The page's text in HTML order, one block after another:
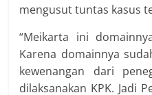
mengusut tuntas kasus
“Meikarta ini
Karena domainnya
kewenangan dari
dilaksanakan KPK. Jadi